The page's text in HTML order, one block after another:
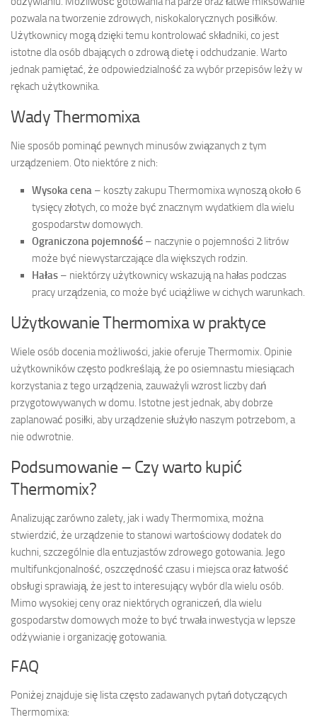
pozwala na tworzenie zdrowych, niskokalorycznych posiłków.
Użytkownicy mogą dzięki temu kontrolować składniki, co jest
istotne dla osób dbających o zdrową dietę i odchudzanie. Warto
jednak pamiętać, że odpowiedzialność za wybór przepisów leży w
rękach użytkownika.
Wady Thermomixa
Nie sposób pominąć pewnych minusów związanych z tym
urządzeniem. Oto niektóre z nich:
Wysoka cena – koszty zakupu Thermomixa wynoszą około 6
tysięcy złotych, co może być znacznym wydatkiem dla wielu
gospodarstw domowych.
Ograniczona pojemność – naczynie o pojemności 2 litrów
może być niewystarczające dla większych rodzin.
Hałas – niektórzy użytkownicy wskazują na hałas podczas
pracy urządzenia, co może być uciążliwe w cichych warunkach.
Użytkowanie Thermomixa w praktyce
Wiele osób docenia możliwości, jakie oferuje Thermomix. Opinie
użytkowników często podkreślają, że po osiemnastu miesiącach
korzystania z tego urządzenia, zauważyli wzrost liczby dań
przygotowywanych w domu. Istotne jest jednak, aby dobrze
zaplanować posiłki, aby urządzenie służyło naszym potrzebom, a
nie odwrotnie.
Podsumowanie – Czy warto kupić
Thermomix?
Analizując zarówno zalety, jak i wady Thermomixa, można
stwierdzić, że urządzenie to stanowi wartościowy dodatek do
kuchni, szczególnie dla entuzjastów zdrowego gotowania. Jego
multifunkcjonalność, oszczędność czasu i miejsca oraz łatwość
obsługi sprawiają, że jest to interesujący wybór dla wielu osób.
Mimo wysokiej ceny oraz niektórych ograniczeń, dla wielu
gospodarstw domowych może to być trwała inwestycja w lepsze
odżywianie i organizację gotowania.
FAQ
Poniżej znajduje się lista często zadawanych pytań dotyczących
Thermomixa: